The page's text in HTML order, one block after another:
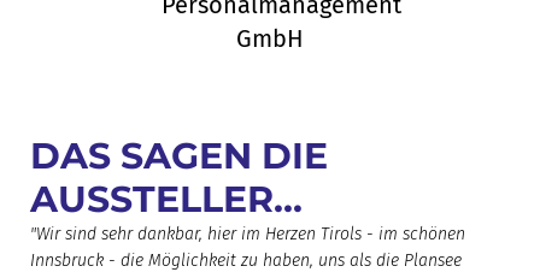
GmbH
DAS SAGEN DIE
AUSSTELLER...
"Wir sind sehr dankbar, hier im Herzen Tirols - im schönen
Innsbruck - die Möglichkeit zu haben, uns als die Plansee